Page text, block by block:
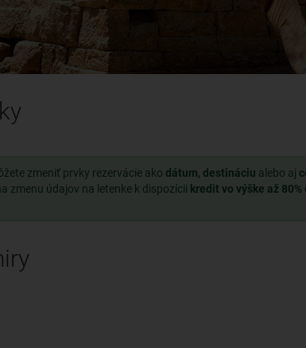
zmeniť prvky rezervácie ako dátum, destináciu alebo aj
zmenu údajov na letenke k dispozícii kredit vo výške až